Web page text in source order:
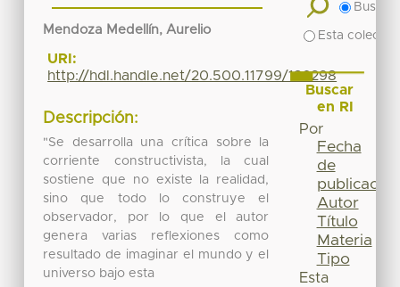
Mendoza Medellín, Aurelio
URI:
http://hdl.handle.net/20.500.11799/136298
Descripción:
"Se desarrolla una crítica sobre la
corriente constructivista, la cual
sostiene que no existe la realidad,
sino que todo lo construye el
observador, por lo que el autor
genera varias reflexiones como
resultado de imaginar el mundo y el
universo bajo esta
Buscar
Esta
Buscar
en RI
Por
Fecha
de
publicación
Autor
Título
Materia
Tipo
Esta